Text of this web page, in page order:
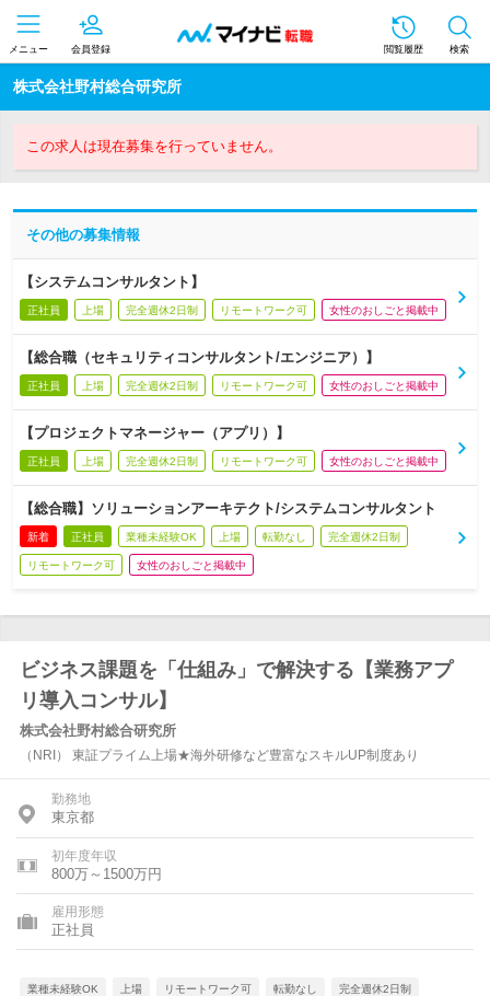
メニュー 会員登録 閲覧履歴 検索
株式会社野村総合研究所
この求人は現在募集を行っていません。
その他の募集情報
【システムコンサルタント】
正社員 上場 完全週休2日制 リモートワーク可 女性のおしごと掲載中
【総合職（セキュリティコンサルタント/エンジニア）】
正社員 上場 完全週休2日制 リモートワーク可 女性のおしごと掲載中
【プロジェクトマネージャー（アプリ）】
正社員 上場 完全週休2日制 リモートワーク可 女性のおしごと掲載中
【総合職】ソリューションアーキテクト/システムコンサルタント
新着 正社員 業種未経験OK 上場 転勤なし 完全週休2日制
リモートワーク可 女性のおしごと掲載中
ビジネス課題を「仕組み」で解決する【業務アプ
リ導入コンサル】
株式会社野村総合研究所
（NRI） 東証プライム上場★海外研修など豊富なスキルUP制度あり
勤務地
東京都
初年度年収
800万～1500万円
雇用形態
正社員
業種未経験OK 上場 リモートワーク可 転勤なし 完全週休2日制